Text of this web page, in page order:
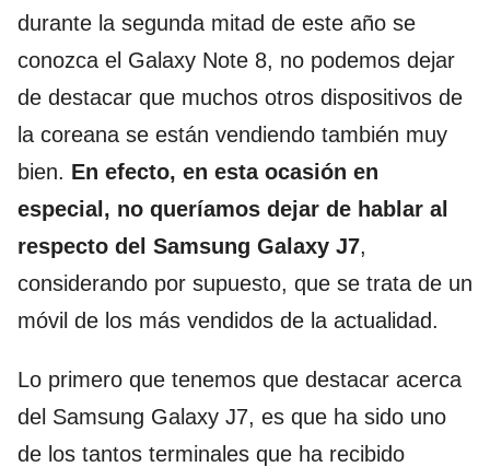
durante la segunda mitad de este año se
conozca el Galaxy Note 8, no podemos dejar
de destacar que muchos otros dispositivos de
la coreana se están vendiendo también muy
bien. En efecto, en esta ocasión en
especial, no queríamos dejar de hablar al
respecto del Samsung Galaxy J7,
considerando por supuesto, que se trata de un
móvil de los más vendidos de la actualidad.
Lo primero que tenemos que destacar acerca
del Samsung Galaxy J7, es que ha sido uno
de los tantos terminales que ha recibido